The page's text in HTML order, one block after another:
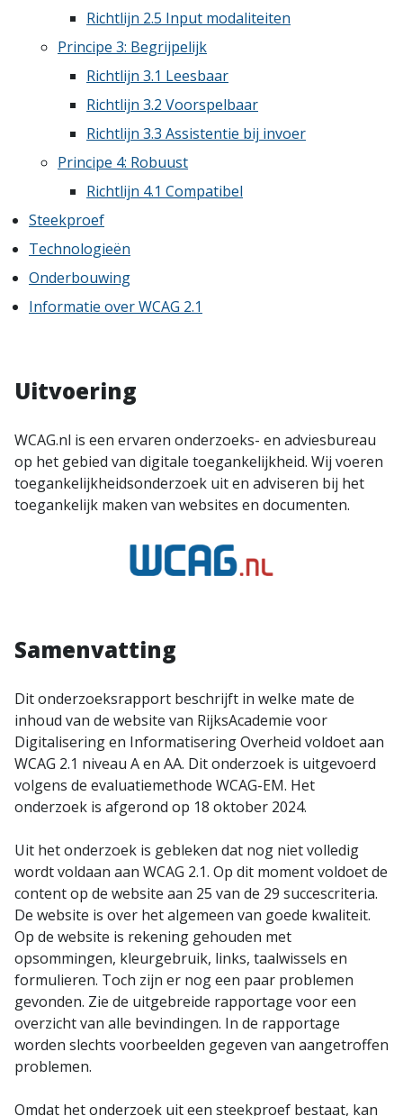
Richtlijn 2.5 Input modaliteiten
Principe 3: Begrijpelijk
Richtlijn 3.1 Leesbaar
Richtlijn 3.2 Voorspelbaar
Richtlijn 3.3 Assistentie bij invoer
Principe 4: Robuust
Richtlijn 4.1 Compatibel
Steekproef
Technologieën
Onderbouwing
Informatie over WCAG 2.1
Uitvoering
WCAG.nl is een ervaren onderzoeks- en adviesbureau
op het gebied van digitale toegankelijkheid. Wij voeren
toegankelijkheidsonderzoek uit en adviseren bij het
toegankelijk maken van websites en documenten.
Samenvatting
Dit onderzoeksrapport beschrijft in welke mate de
inhoud van de website van RijksAcademie voor
Digitalisering en Informatisering Overheid voldoet aan
WCAG 2.1 niveau A en AA. Dit onderzoek is uitgevoerd
volgens de evaluatiemethode WCAG-EM. Het
onderzoek is afgerond op 18 oktober 2024.
Uit het onderzoek is gebleken dat nog niet volledig
wordt voldaan aan WCAG 2.1. Op dit moment voldoet de
content op de website aan 25 van de 29 succescriteria.
De website is over het algemeen van goede kwaliteit.
Op de website is rekening gehouden met
opsommingen, kleurgebruik, links, taalwissels en
formulieren. Toch zijn er nog een paar problemen
gevonden. Zie de uitgebreide rapportage voor een
overzicht van alle bevindingen. In de rapportage
worden slechts voorbeelden gegeven van aangetroffen
problemen.
Omdat het onderzoek uit een steekproef bestaat, kan